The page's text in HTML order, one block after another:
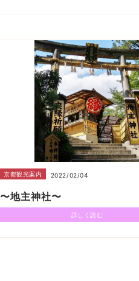
京都観光案内 2022/02/04
〜地主神社〜
詳しく読む